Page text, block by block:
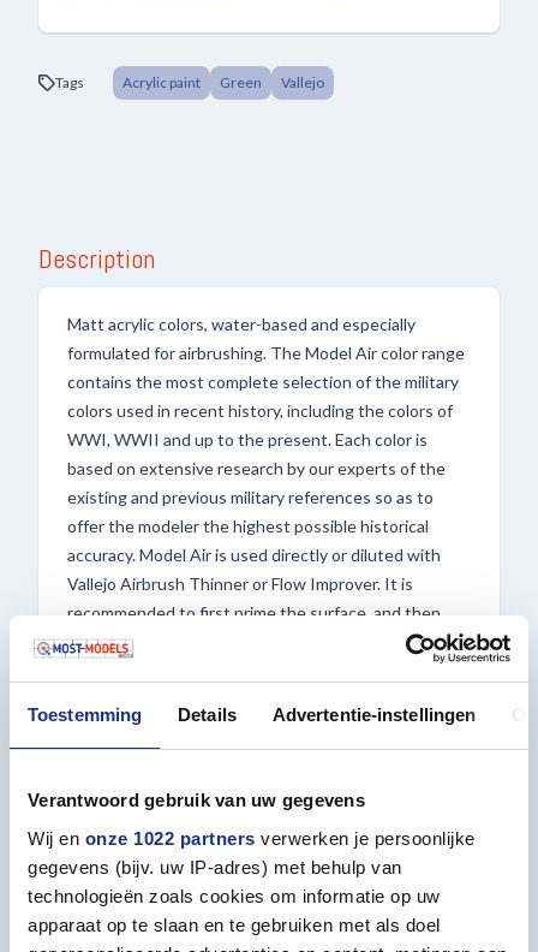
Toestemming Details Advertentie-instellingen
Verantwoord gebruik van uw gegevens
Wij en onze 1022 partners verwerken je persoonlijke
gegevens (bijv. uw IP-adres) met behulp van
technologieën zoals cookies om informatie op uw
apparaat op te slaan en te gebruiken met als doel
Tags Acrylic paint Green Vallejo
Description
Matt acrylic colors, water-based and especially
formulated for airbrushing. The Model Air color range
contains the most complete selection of the military
colors used in recent history, including the colors of
WWI, WWII and up to the present. Each color is
based on extensive research by our experts of the
existing and previous military references so as to
offer the modeler the highest possible historical
accuracy. Model Air is used directly or diluted with
Vallejo Airbrush Thinner or Flow Improver. It is
recommended to first prime the surface, and then
apply Model Air in several layers. The colors dry very
smallest detail of the model. For airbrushing these
colors, the compressor air pressure is recommended
also be applied with a brush. For correct airbrush
maintenance we recommend using the Vallejo
Airbrush Cleaner.
Also order all your other Vallejo products at Most-